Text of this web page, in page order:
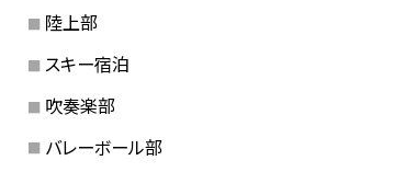
陸上部
スキー宿泊
吹奏楽部
バレーボール部